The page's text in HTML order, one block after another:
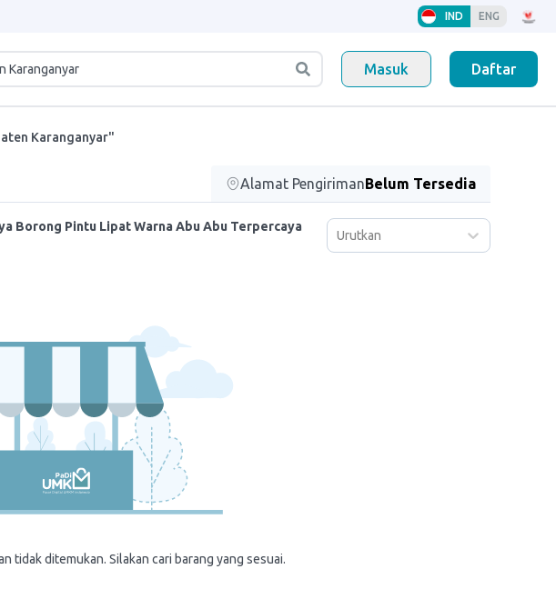
IND ENG
Masuk Daftar
Karanganyar"
Alamat PengirimanBelum Tersedia
Borong Pintu Lipat Warna Abu Abu Terpercaya
Urutkan
tidak ditemukan. Silakan cari barang yang sesuai.